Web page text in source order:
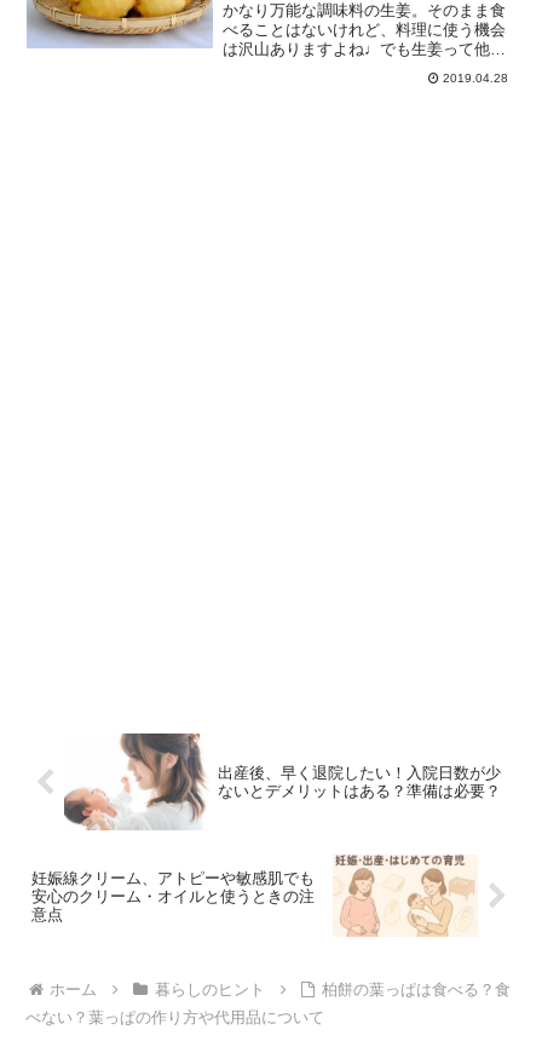
かなり万能な調味料の生姜。そのまま食
べることはないけれど、料理に使う機会
は沢山ありますよね♩でも生姜って他の
野菜などと違って一度にそんなに大量に
は使いません。なのでスーパーで購入し
2019.04.28
出産後、早く退院したい！入院日数が少
ないとデメリットはある？準備は必要？
妊娠線クリーム、アトピーや敏感肌でも
安心のクリーム・オイルと使うときの注
意点
ホーム 暮らしのヒント
柏餅の葉っぱは食べる？食
べない？葉っぱの作り方や代用品について